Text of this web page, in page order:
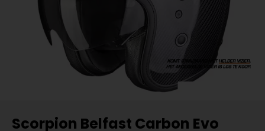
Scorpion Belfast Carbon Evo